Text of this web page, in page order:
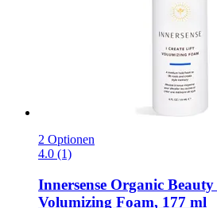
2 Optionen
4.0 (1)
Innersense Organic Beauty
Volumizing Foam, 177 ml